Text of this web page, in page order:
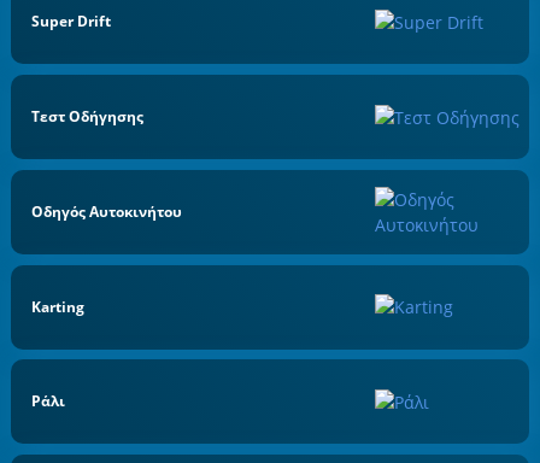
Super Drift
Τεστ Οδήγησης
Οδηγός Αυτοκινήτου
Karting
Ράλι